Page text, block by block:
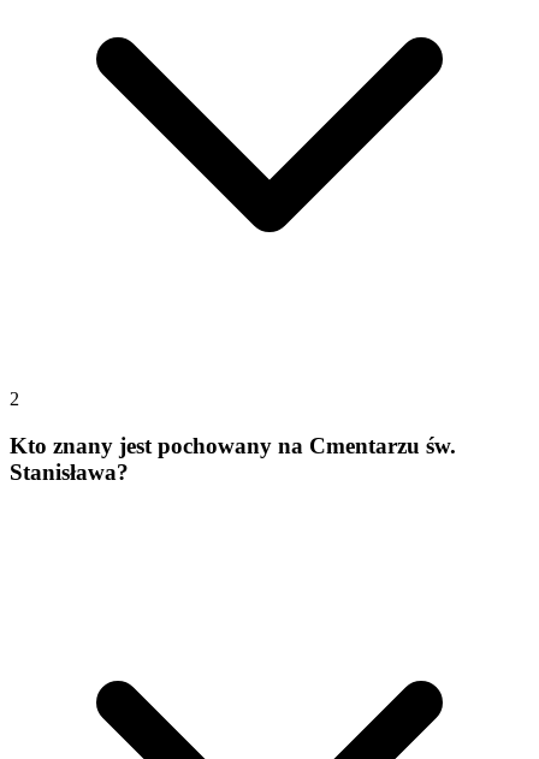
2
Kto znany jest pochowany na Cmentarzu św.
Stanisława?